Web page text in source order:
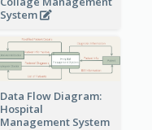
System
Data Flow Diagram:
Hospital
Management System